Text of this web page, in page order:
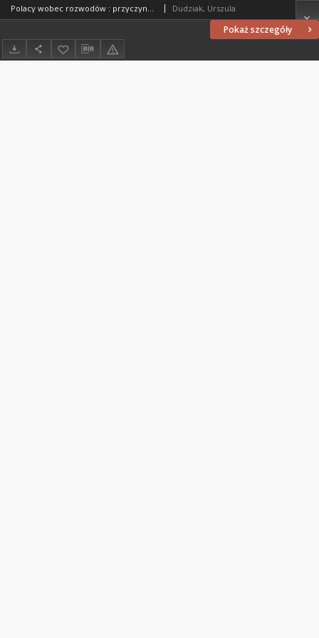
Pokaż szczegóły
Polacy wobec rozwodów : przyczyny i skutki rozpadu rodziny oraz wskazania profilaktyczne Dudziak, Urszula